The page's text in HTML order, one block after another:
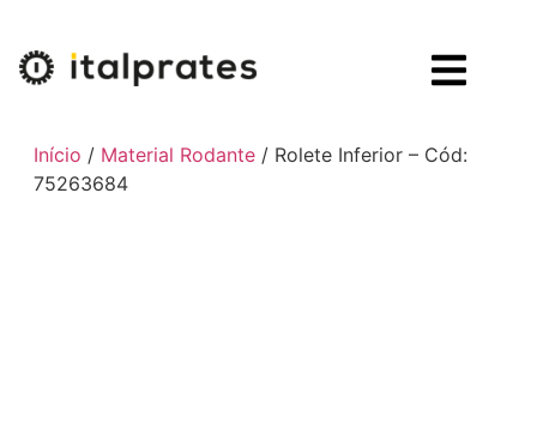
Início / Material Rodante/ Rolete Inferior – Cód:
75263684